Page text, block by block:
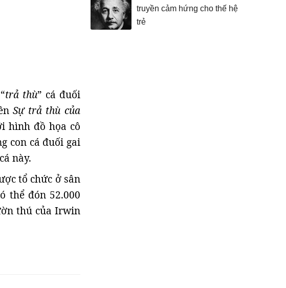
trả thù” cá đuối
Sự trả thù của
hình đồ họa cô
con cá đuối gai
này.
tổ chức ở sân
thể đón 52.000
thú của Irwin
truyền cảm hứng cho thế hệ
trẻ